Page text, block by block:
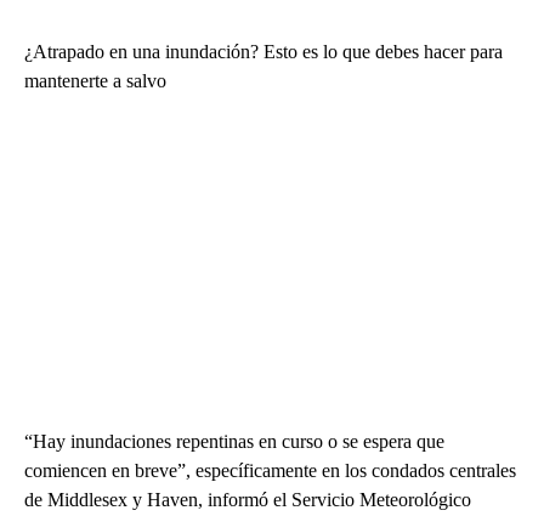
¿Atrapado en una inundación? Esto es lo que debes hacer para
mantenerte a salvo
“Hay inundaciones repentinas en curso o se espera que
comiencen en breve”, específicamente en los condados centrales
de Middlesex y Haven, informó el Servicio Meteorológico